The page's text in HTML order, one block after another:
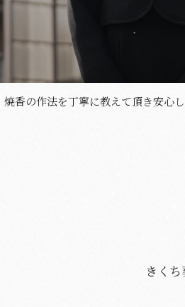
葬彩の杜 本館
焼香の作法を丁寧に教えて頂き安心
きく